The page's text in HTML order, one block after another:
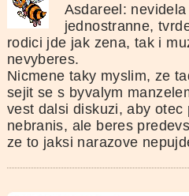
Asdareel:
jednostranne,
rodici jde jak zena, tak i
nevyberes.
Nicmene taky myslim, ze
sejit se s byvalym
vest dalsi diskuzi, aby otec
nebranis, ale beres
ze to jaksi narazove